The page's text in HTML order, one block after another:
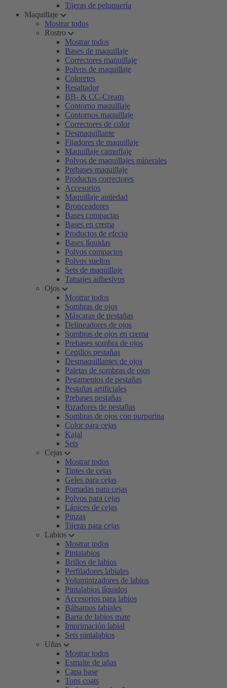
Tijeras de peluquería
Maquillaje
Mostrar todos
Rostro
Mostrar todos
Bases de maquillaje
Correctores maquillaje
Polvos de maquillaje
Coloretes
Resaltador
BB- & CC-Cream
Contorno maquillaje
Contornos maquillaje
Correctores de color
Desmaquillante
Fijadores de maquillaje
Maquillaje camuflaje
Polvos de maquillajes minerales
Prebases maquillaje
Productos correctores
Accesorios
Maquillaje antiedad
Bronceadores
Bases compactas
Bases en crema
Productos de efecto
Bases líquidas
Polvos compactos
Polvos sueltos
Sets de maquillaje
Tatuajes adhesivos
Ojos
Mostrar todos
Sombras de ojos
Máscaras de pestañas
Delineadores de ojos
Sombras de ojos en crema
Prebases sombra de ojos
Cepillos pestañas
Desmaquillantes de ojos
Paletas de sombras de ojos
Pegamentos de pestañas
Pestañas artificiales
Prebases pestañas
Rizadores de pestañas
Sombras de ojos con purpurina
Color para cejas
Kajal
Sets
Cejas
Mostrar todos
Tintes de cejas
Geles para cejas
Pomadas para cejas
Polvos para cejas
Lápices de cejas
Pinzas
Tijeras para cejas
Labios
Mostrar todos
Pintalabios
Brillos de labios
Perfiladores labiales
Voluminizadores de labios
Pintalabios líquidos
Accesorios para labios
Bálsamos labiales
Barra de labios mate
Imprimación labial
Sets pintalabios
Uñas
Mostrar todos
Esmalte de uñas
Capa base
Tops coats